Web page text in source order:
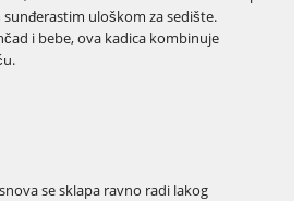
sunđerastim uloškom za sedište.
i bebe, ova kadica kombinuje
se sklapa ravno radi lakog